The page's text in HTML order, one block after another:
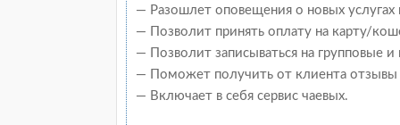
— Разошлет оповещения о новых услугах
— Позволит принять оплату на карту/
— Позволит записываться на групповые
— Поможет получить от клиента отзывы
— Включает в себя сервис чаевых.